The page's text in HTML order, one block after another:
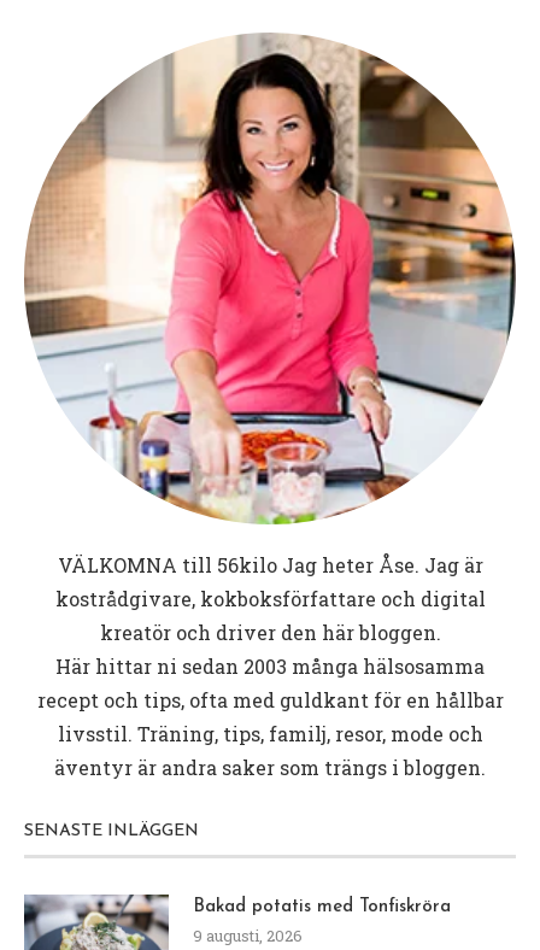
VÄLKOMNA till 56kiloJag heter Åse. Jag är
kostrådgivare, kokboksförfattare och digital
kreatör och driver den här bloggen.
Här hittar ni sedan 2003 många hälsosamma
recept och tips, ofta med guldkant för en hållbar
livsstil. Träning, tips, familj, resor, mode och
äventyr är andra saker som trängs i bloggen.
SENASTE INLÄGGEN
Bakad potatis med Tonfiskröra
9 augusti, 2026